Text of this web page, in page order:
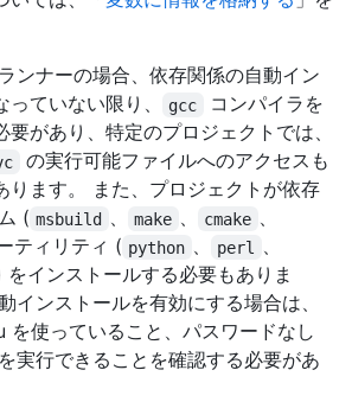
ンナーの場合、依存関係の自動イン
ていない限り、
gcc
コンパイラを
があり、特定のプロジェクトでは、
の実行可能ファイルへのアクセスも
ります。 また、プロジェクトが依存
( msbuild 、 make 、 cmake 、
ティリティ ( python 、 perl 、
をインストールする必要もありま
インストールを有効にする場合は、
を使っていること、パスワードなし
を実行できることを確認する必要があ